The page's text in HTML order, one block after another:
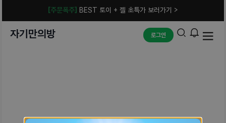
[주문폭주] BEST 토이 + 젤 초특가 보러가기 >
자기만의방 로그인